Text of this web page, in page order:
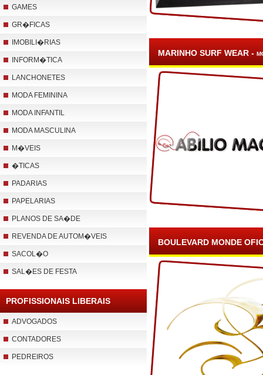
GAMES
GR�FICAS
IMOBILI�RIAS
INFORM�TICA
LANCHONETES
MODA FEMININA
MODA INFANTIL
MODA MASCULINA
M�VEIS
�TICAS
PADARIAS
PAPELARIAS
PLANOS DE SA�DE
REVENDA DE AUTOM�VEIS
SACOL�O
SAL�ES DE FESTA
PROFISSIONAIS LIBERAIS
ADVOGADOS
CONTADORES
PEDREIROS
MARINHO SURF WEAR -
BOULEVARD MONDE